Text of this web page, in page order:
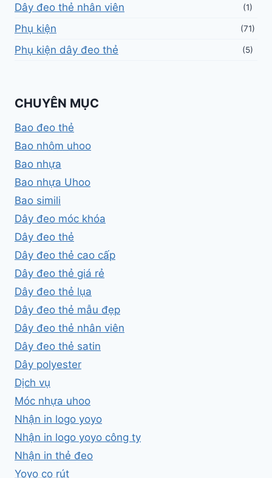
Dây đeo thẻ nhân viên (1)
Phụ kiện (71)
Phụ kiện dây đeo thẻ (5)
CHUYÊN MỤC
Bao đeo thẻ
Bao nhôm uhoo
Bao nhựa
Bao nhựa Uhoo
Bao simili
Dây đeo móc khóa
Dây đeo thẻ
Dây đeo thẻ cao cấp
Dây đeo thẻ giá rẻ
Dây đeo thẻ lụa
Dây đeo thẻ mẫu đẹp
Dây đeo thẻ nhân viên
Dây đeo thẻ satin
Dây polyester
Dịch vụ
Móc nhựa uhoo
Nhận in logo yoyo
Nhận in logo yoyo công ty
Nhận in thẻ đeo
Yoyo co rút